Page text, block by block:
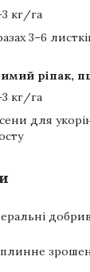
кг/га
3–6
ріпак,
кг/га
для